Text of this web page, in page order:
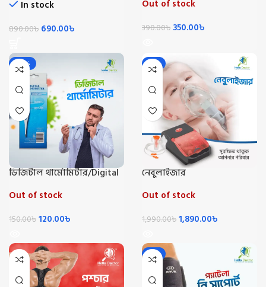
In stock
890.00৳ 690.00৳
Out of stock
390.00৳ 350.00৳
-20%
ডিজিটাল থার্মোমিটার/Digital
Out of stock
150.00৳120.00৳
-5%
নেবুলাইজার
Out of stock
1,990.00৳1,890.00৳
-6%